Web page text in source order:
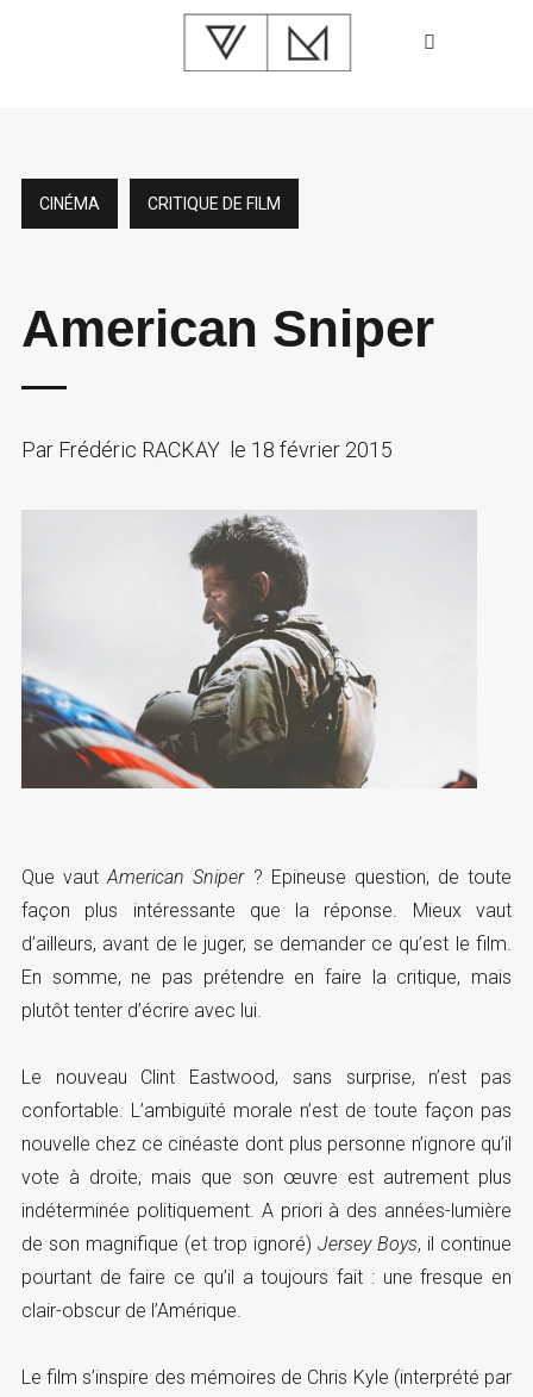
CINÉMA CRITIQUE DE FILM
American Sniper
ParFrédéric RACKAY le 18 février 2015
Que vautAmerican Sniper? Epineuse question, de toute
façon plus intéressante que la réponse. Mieux vaut
d’ailleurs, avant de le juger, se demander ce qu’est le film.
En somme, ne pas prétendre en faire la critique, mais
plutôt tenter d’écrire avec lui.
Le nouveau Clint Eastwood, sans surprise, n’est pas
confortable. L’ambiguïté morale n’est de toute façon pas
nouvelle chez ce cinéaste dont plus personne n’ignore qu’il
vote à droite, mais que son œuvre est autrement plus
indéterminée politiquement. A priori à des années-lumière
de son magnifique (et trop ignoré)Jersey Boys, il continue
pourtant de faire ce qu’il a toujours fait : une fresque en
clair-obscur de l’Amérique.
Le film s’inspire des mémoires de Chris Kyle (interprété par